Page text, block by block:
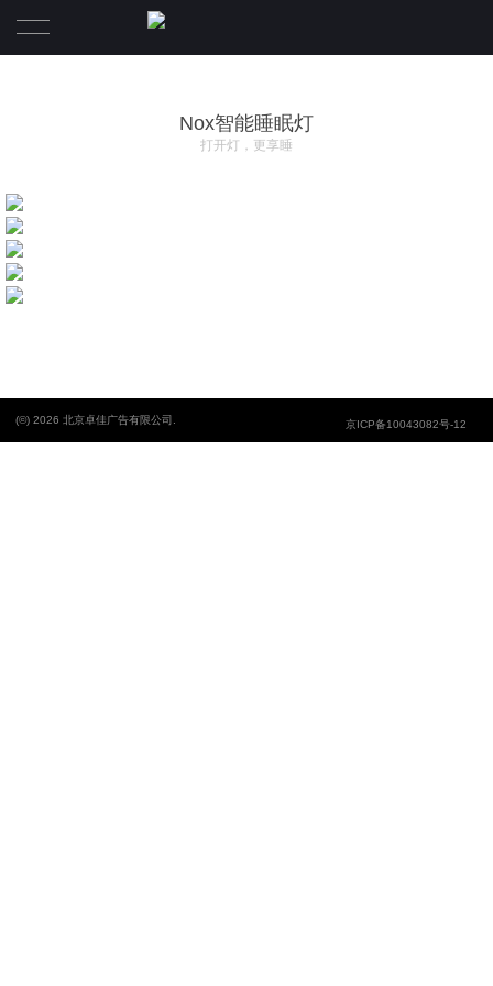
Nox智能睡眠灯
打开灯，更享睡
(©) 2026 北京卓佳广告有限公司. 京ICP备10043082号-12